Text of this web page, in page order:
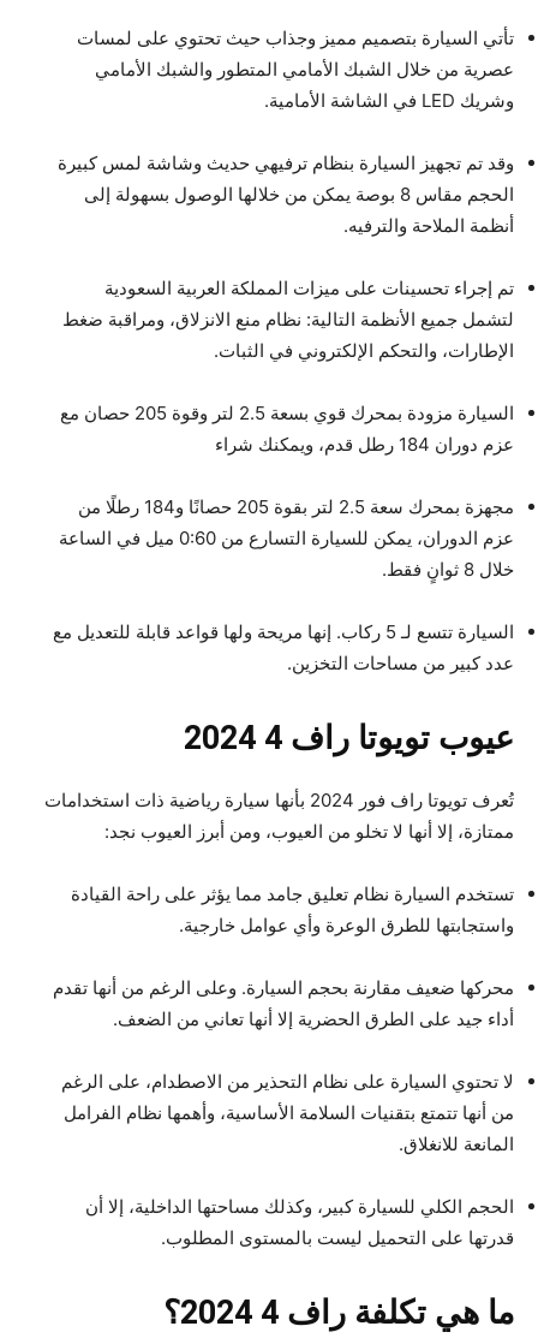
تأتي السيارة بتصميم مميز وجذاب حيث تحتوي على لمسات
عصرية من خلال الشبك الأمامي المتطور والشبك الأمامي
وشريك LED في الشاشة الأمامية.
وقد تم تجهيز السيارة بنظام ترفيهي حديث وشاشة لمس كبيرة
الحجم مقاس 8 بوصة يمكن من خلالها الوصول بسهولة إلى
أنظمة الملاحة والترفيه.
تم إجراء تحسينات على ميزات المملكة العربية السعودية
لتشمل جميع الأنظمة التالية: نظام منع الانزلاق، ومراقبة ضغط
الإطارات، والتحكم الإلكتروني في الثبات.
السيارة مزودة بمحرك قوي بسعة 2.5 لتر وقوة 205 حصان مع
عزم دوران 184 رطل قدم، ويمكنك شراء
مجهزة بمحرك سعة 2.5 لتر بقوة 205 حصانًا و184 رطلًا من
عزم الدوران، يمكن للسيارة التسارع من 0:60 ميل في الساعة
خلال 8 ثوانٍ فقط.
السيارة تتسع لـ 5 ركاب. إنها مريحة ولها قواعد قابلة للتعديل مع
عدد كبير من مساحات التخزين.
عيوب تويوتا راف 4 2024
تُعرف تويوتا راف فور 2024 بأنها سيارة رياضية ذات استخدامات
ممتازة، إلا أنها لا تخلو من العيوب، ومن أبرز العيوب نجد:
تستخدم السيارة نظام تعليق جامد مما يؤثر على راحة القيادة
واستجابتها للطرق الوعرة وأي عوامل خارجية.
محركها ضعيف مقارنة بحجم السيارة. وعلى الرغم من أنها تقدم
أداء جيد على الطرق الحضرية إلا أنها تعاني من الضعف.
لا تحتوي السيارة على نظام التحذير من الاصطدام، على الرغم
من أنها تتمتع بتقنيات السلامة الأساسية، وأهمها نظام الفرامل
المانعة للانغلاق.
الحجم الكلي للسيارة كبير، وكذلك مساحتها الداخلية، إلا أن
قدرتها على التحميل ليست بالمستوى المطلوب.
ما هي تكلفة راف 4 2024؟